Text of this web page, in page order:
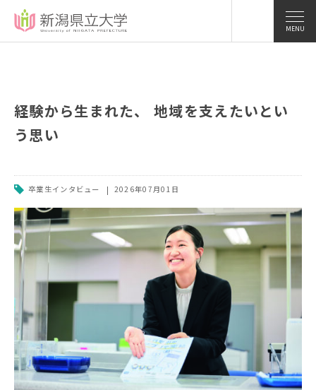
MENU
経験から生まれた、 地域を支えたいとい
う思い
卒業生インタビュー 2026年07月01日